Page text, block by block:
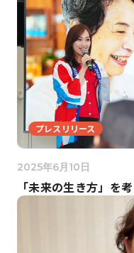
プレスリリース
2025年6月10日
「未来の生き方」を